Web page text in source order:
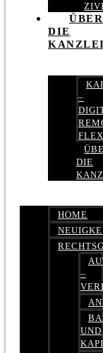
ÜBER
DIE
KANZLEI
–
DIE
HOME
–
UND